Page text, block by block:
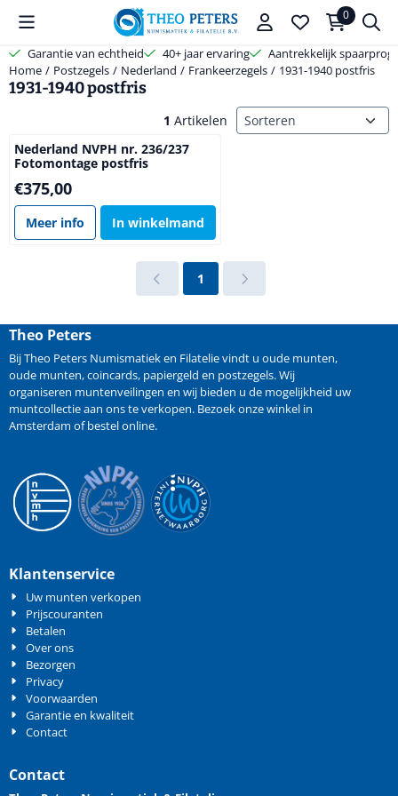
Cookievoorkeuren zijn beschikbaar. Kies instellingen of sta alle
0
Garantie van echtheid 40+ jaar ervaring
Aantrekkelijk
Home / Postzegels / Nederland / Frankeerzegels / 1931-1940 postfris
1931-1940 postfris
1 Artikelen Sorteermethode
Nederland NVPH nr. 236/237
Fotomontage postfris
Prijs: 375,00
€375,00
Meer info In winkelmand
1
Theo Peters
Bij Theo Peters Numismatiek en Filatelie vindt u oude munten,
oude munten,coincards, papiergeld en postzegels. Wij
organiseren muntenveilingen en wij bieden u de mogelijkheid uw
muntcollectie aan ons te verkopen. Bezoek onze winkel in
Amsterdam of bestel online.
Klantenservice
Uw munten verkopen
Prijscouranten
Betalen
Over ons
Bezorgen
Privacy
Voorwaarden
Garantie en kwaliteit
Contact
Contact